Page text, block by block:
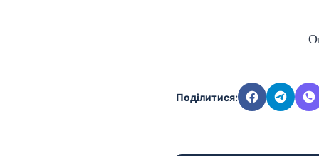
Поділитися: